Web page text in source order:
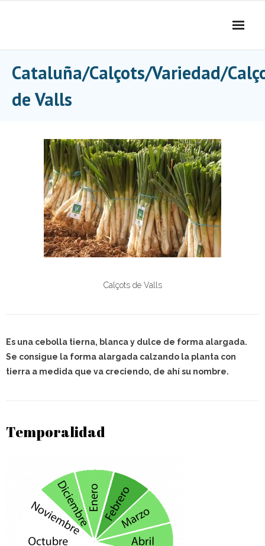
Cataluña/Calçots/Variedad/
de Valls
Calçots de Valls
Es una cebolla tierna, blanca y dulce de forma alargada.
Se consigue la forma alargada calzando la planta con
tierra a medida que va creciendo, de ahí su nombre.
Temporalidad